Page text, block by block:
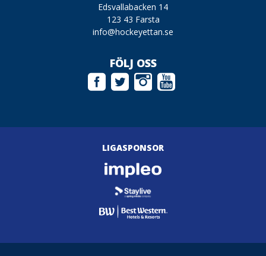
Edsvallabacken 14
123 43 Farsta
info@hockeyettan.se
FÖLJ OSS
LIGASPONSOR